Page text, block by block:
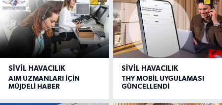
SIVIL HAVACILIK
AIM UZMANLARI İÇİN
MÜJDELİ HABER
SIVIL HAVACILIK
THY MOBİL UYGULAMASI
GÜNCELLENDİ